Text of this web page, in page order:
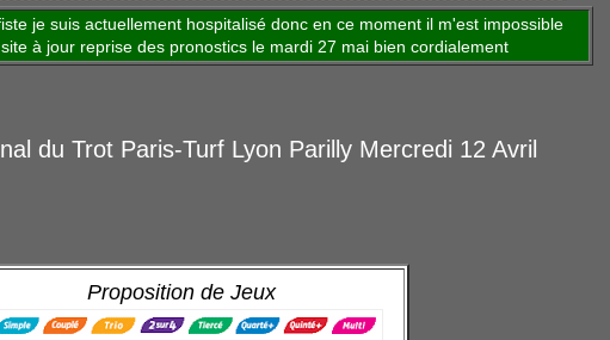
suis actuellement hospitalisé donc en ce moment il m'est impossible
reprise des pronostics le mardi 27 mai bien cordialement
du Trot Paris-Turf Lyon Parilly Mercredi 12 Avril
Proposition de Jeux